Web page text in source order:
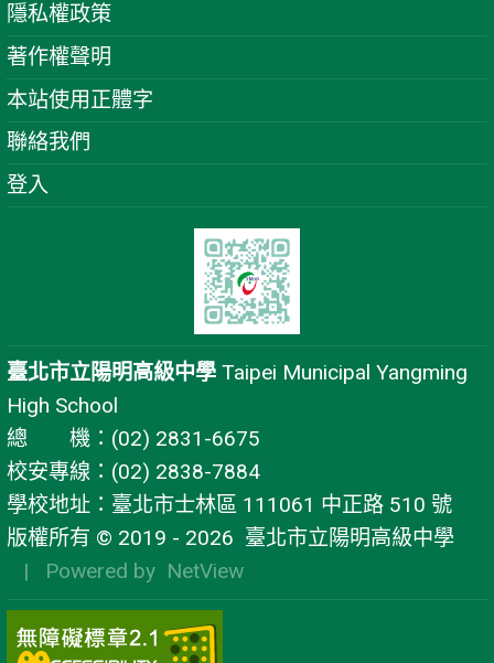
隱私權政策
著作權聲明
本站使用正體字
聯絡我們
登入
臺北市立陽明高級中學 Taipei Municipal Yangming
High School
總 機：(02) 2831-6675
校安專線：(02) 2838-7884
學校地址：臺北市士林區 111061 中正路 510 號
版權所有 © 2019 - 2026 臺北市立陽明高級中學
| Powered by NetView